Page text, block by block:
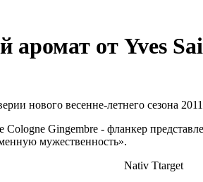
аромат от Yves
нового весенне-летнего сезона
Gingembre - фланкер
мужественность».
Nativ Ttarget